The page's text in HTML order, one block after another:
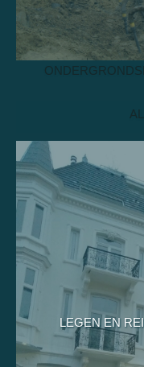
LEGEN EN